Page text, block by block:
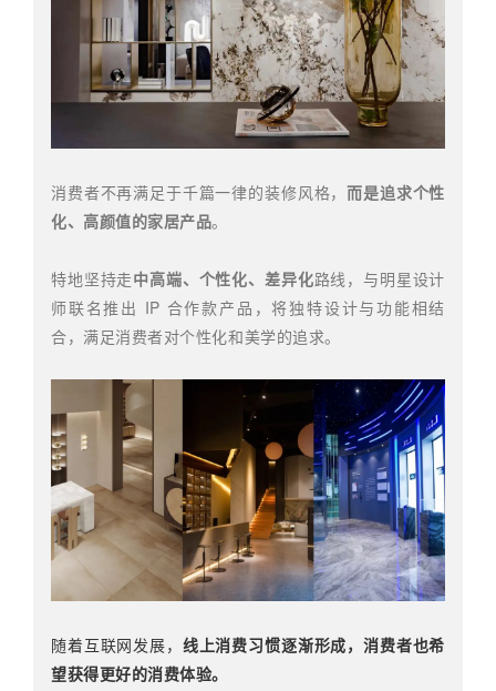
消费者不再满足于千篇一律的装修风格，而是追求个性
化、高颜值的家居产品。
特地坚持走中高端、个性化、差异化路线，与明星设计
师联名推出 IP 合作款产品，将独特设计与功能相结
合，满足消费者对个性化和美学的追求。
随着互联网发展， 线上消费习惯逐渐形成，消费者也希
望获得更好的消费体验。